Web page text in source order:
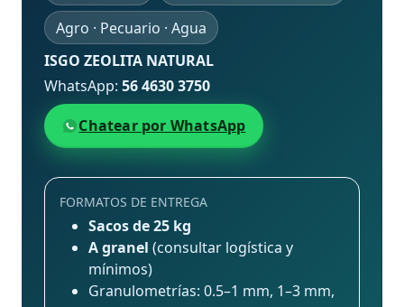
Agro · Pecuario · Agua
ISGO ZEOLITA NATURAL
WhatsApp: 56 4630 3750
Chatear por WhatsApp
FORMATOS DE ENTREGA
Sacos de 25 kg
A granel (consultar logística y
mínimos)
Granulometrías: 0.5–1 mm, 1–3 mm,